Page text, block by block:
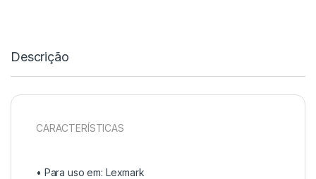
Descrição
CARACTERÍSTICAS
• Para uso em: Lexmark